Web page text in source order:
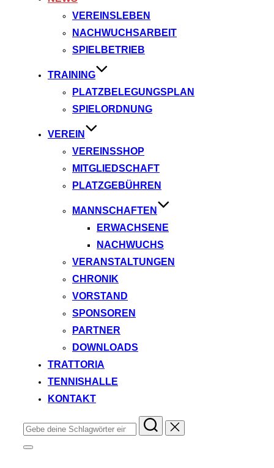
VEREINSLEBEN
NACHWUCHSARBEIT
SPIELBETRIEB
TRAINING
PLATZBELEGUNGSPLAN
SPIELORDNUNG
VEREIN
VEREINSSHOP
MITGLIEDSCHAFT
PLATZGEBÜHREN
MANNSCHAFTEN
ERWACHSENE
NACHWUCHS
VERANSTALTUNGEN
CHRONIK
VORSTAND
SPONSOREN
PARTNER
DOWNLOADS
TRATTORIA
TENNISHALLE
KONTAKT
Suchen
nach:
Seitenleiste